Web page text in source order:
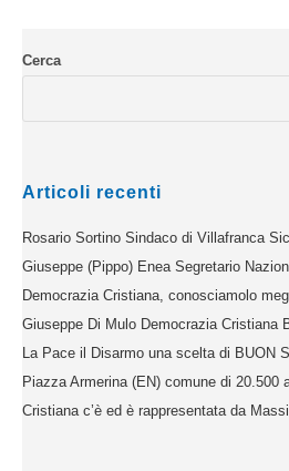
Cerca
Articoli recenti
Rosario Sortino Sindaco di Villafranca
Giuseppe (Pippo) Enea Segretario
Democrazia Cristiana, conosciamolo
Giuseppe Di Mulo Democrazia Cristiana
La Pace il Disarmo una scelta di BUON
Piazza Armerina (EN) comune di 20.500
Cristiana c’è ed è rappresentata da